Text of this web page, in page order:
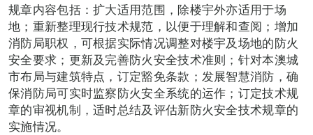
规章内容包括：扩大适用范围，除楼宇外亦适用于场
地；重新整理现行技术规范，以便于理解和查阅；增加
消防局职权，可根据实际情况调整对楼宇及场地的防火
安全要求；更新及完善防火安全技术准则；针对本澳城
市布局与建筑特点，订定豁免条款；发展智慧消防，确
保消防局可实时监察防火安全系统的运作；订定技术规
章的审视机制，适时总结及评估新防火安全技术规章的
实施情况。